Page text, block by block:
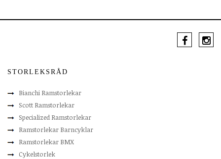
STORLEKSRÅD
Bianchi Ramstorlekar
Scott Ramstorlekar
Specialized Ramstorlekar
Ramstorlekar Barncyklar
Ramstorlekar BMX
Cykelstorlek